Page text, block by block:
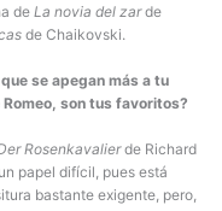
de La novia del zarde
de Chaikovski.
se apegan más a tu
son tus favoritos?
Rosenkavalierde Richard
papel difícil, pues está
bastante exigente, pero,